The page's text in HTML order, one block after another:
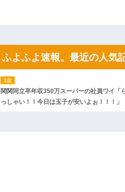
百年の恋12-899 食べた量を張り合
【悲報】佐藤輝明・・・２軍でも盛
れ
ふよふよ速報。最近の人気
関関同立卒年収350万スーパーの社員ワイ「
っしゃい！！今日は玉子が安いよぉ！！！」